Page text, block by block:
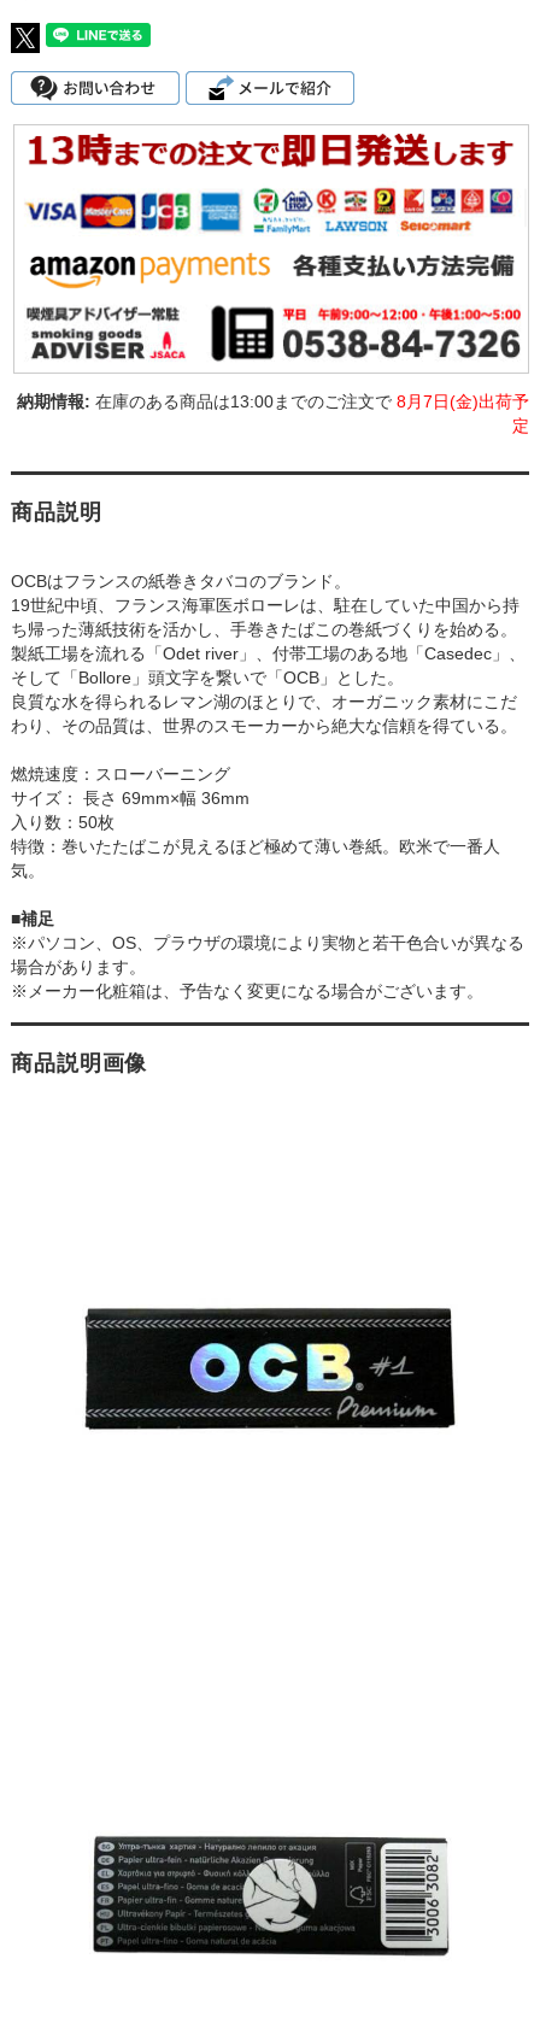
在庫のある商品は13:00までのご注文で8月7日(金)出荷予
定
商品説明
OCBはフランスの紙巻きタバコのブランド。
19世紀中頃、フランス海軍医ボローレは、駐在していた中国から持
ち帰った薄紙技術を活かし、手巻きたばこの巻紙づくりを始める。
製紙工場を流れる「Odet river」、付帯工場のある地「Casedec」、
そして「Bollore」頭文字を繋いで「OCB」とした。
良質な水を得られるレマン湖のほとりで、オーガニック素材にこだ
わり、その品質は、世界のスモーカーから絶大な信頼を得ている。
燃焼速度：スローバーニング
サイズ： 長さ 69mm×幅 36mm
入り数：50枚
特徴：巻いたたばこが見えるほど極めて薄い巻紙。欧米で一番人
気。
■補足
※パソコン、OS、プラウザの環境により実物と若干色合いが異なる
場合があります。
※メーカー化粧箱は、予告なく変更になる場合がございます。
商品説明画像